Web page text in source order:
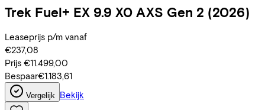
Trek Fuel+ EX 9.9 X0 AXS Gen 2 (2026)
Leaseprijs p/m vanaf
€237,08
Prijs €11.499,00
Bespaar€1.183,61
Vergelijk Bekijk